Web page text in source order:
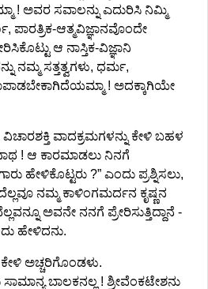
! ಅವರ ಸವಾಲನ್ನು ಎದುರಿಸಿ ನಿಮ್ಮಿ
ಪಾರತ್ರಿಕ-ಆತ್ಮವಿಜ್ಞಾನವೊಂದೇ
ಆ ನಾಸ್ತಿಕ-ವಿಜ್ಞಾನಿ
ನಮ್ಮ ಸತ್ತತ್ವಗಳು, ಧರ್ಮ,
! ಅದಕ್ಕಾಗಿಯೇ
ವಾದಕ್ರಮಗಳನ್ನು ಕೇಳಿ ಬಹಳ
! ಆ ಕಾರಮಾಡಲು ನಿನಗೆ
ಹೇಳಿಕೊಟ್ಟರು ?” ಎಂದು ಪ್ರಶ್ನಿಸಲು,
ನಮ್ಮ ಕಾಳಿಂಗಮರ್ದನ ಕೃಷ್ಣನ
ಅವನೇ ನನಗೆ ಪ್ರೇರಿಸುತ್ತಿದ್ದಾನೆ -
ಹೇಳಿದನು.
ಅಚ್ಚರಿಗೊಂಡಳು.
ಬಾಲಕನಲ್ಲ ! ಶ್ರೀವೆಂಕಟೇಶನು